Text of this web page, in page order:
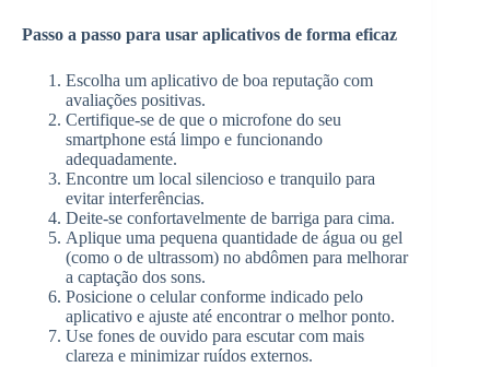
Passo a passo para usar aplicativos de forma eficaz
Escolha um aplicativo de boa reputação com
avaliações positivas.
Certifique-se de que o microfone do seu
smartphone está limpo e funcionando
adequadamente.
Encontre um local silencioso e tranquilo para
evitar interferências.
Deite-se confortavelmente de barriga para cima.
Aplique uma pequena quantidade de água ou gel
(como o de ultrassom) no abdômen para melhorar
a captação dos sons.
Posicione o celular conforme indicado pelo
aplicativo e ajuste até encontrar o melhor ponto.
Use fones de ouvido para escutar com mais
clareza e minimizar ruídos externos.